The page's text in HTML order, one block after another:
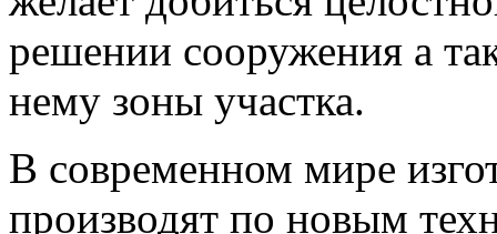
решении сооружения а
нему зоны участка.
В современном мире
производят по новым